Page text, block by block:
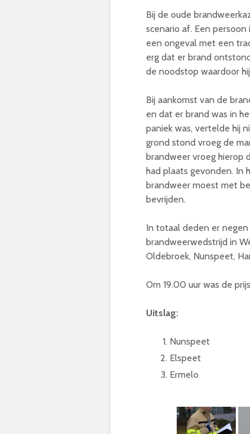
Bij de oude
scenario af. Een
een ongeval met een
erg dat er brand
de noodstop waardoor
Bij aankomst van de
en dat er brand was in
paniek was, vertelde hij
grond stond vroeg de
brandweer vroeg hierop
had plaats gevonden. In
brandweer moest met
bevrijden.
In totaal deden er
brandweerwedstrijd in
Oldebroek, Nunspeet,
Om 19.00 uur was de
Uitslag:
Nunspeet
Elspeet
Ermelo